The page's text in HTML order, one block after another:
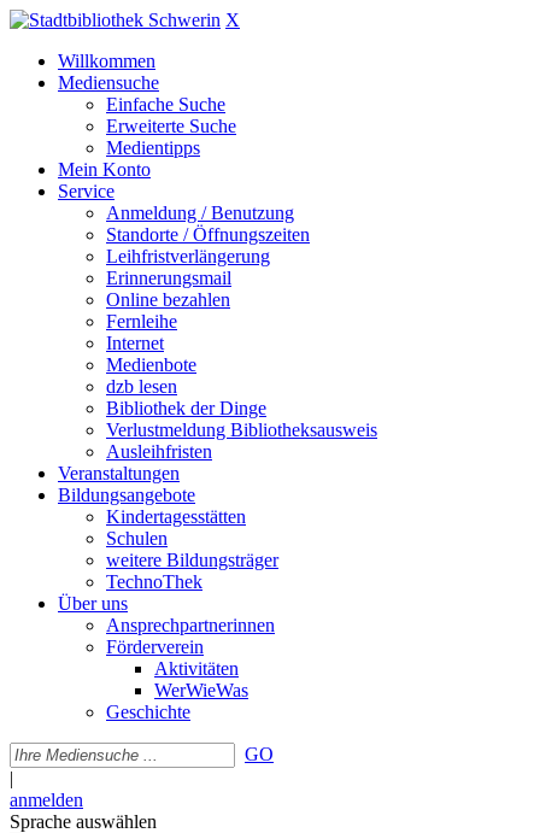
X
Willkommen
Mediensuche
Einfache Suche
Erweiterte Suche
Medientipps
Mein Konto
Service
Anmeldung / Benutzung
Standorte / Öffnungszeiten
Leihfristverlängerung
Erinnerungsmail
Online bezahlen
Fernleihe
Internet
Medienbote
dzb lesen
Bibliothek der Dinge
Verlustmeldung Bibliotheksausweis
Ausleihfristen
Veranstaltungen
Bildungsangebote
Kindertagesstätten
Schulen
weitere Bildungsträger
TechnoThek
Über uns
Ansprechpartnerinnen
Förderverein
Aktivitäten
WerWieWas
Geschichte
GO
|
anmelden
Sprache auswählen